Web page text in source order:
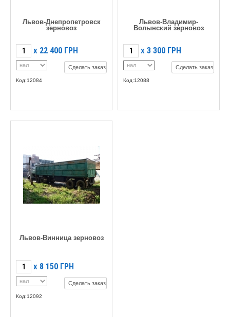
Львов-Днепропетровск
зерновоз
X 22 400 ГРН
Сделать заказ
Код:12084
Львов-Владимир-
Волынский зерновоз
X 3 300 ГРН
Сделать заказ
Код:12088
Львов-Винница зерновоз
X 8 150 ГРН
Сделать заказ
Код:12092